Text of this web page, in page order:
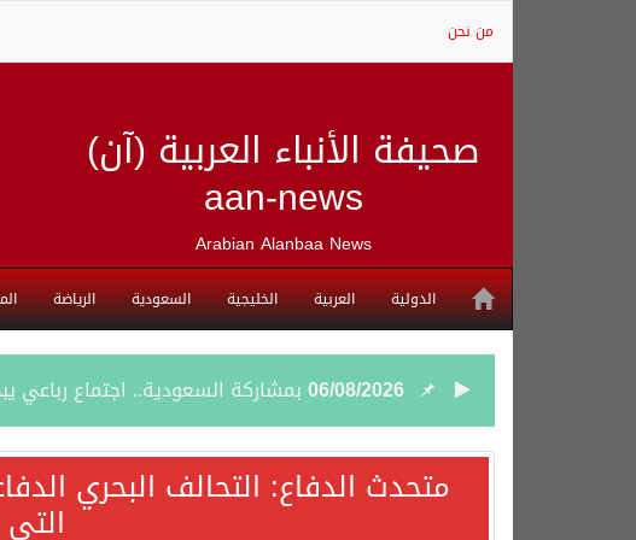
من نحن
صحيفة الأنباء العربية (آن)
aan-news
Arabian Alanbaa News
الدولية العربية الخليجية السعودية الرياضة
06/08/2026 بمشاركة السعودية.. اجتماع رباعي
05/08/2026وزير الخارجية السعودي: جميع
متحدث الدفاع: التحالف البحري